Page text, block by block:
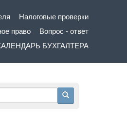
Налоговые проверки
право
Вопрос - ответ
БУХГАЛТЕРА
Search